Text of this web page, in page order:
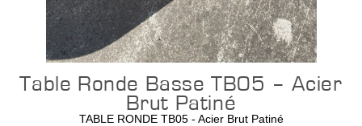
Table Ronde Basse TB05 – Acier
Brut Patiné
TABLE RONDE TB05 - Acier Brut Patiné